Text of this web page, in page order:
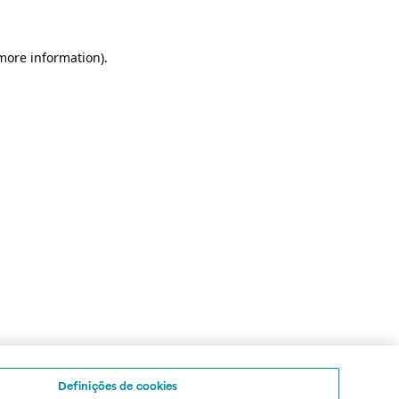
information).
Definições de cookies